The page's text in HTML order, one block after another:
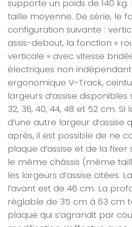
supporte un poids de 140 kg.
taille moyenne. De série, le
configuration suivante :
assis-debout, la fonction «
verticale » avec vitesse
électriques non
ergonomique V-Track,
largeurs d’assise disponibles
32, 36, 40, 44, 48 et 52 cm.
d’une autre largeur d’assise
après, il est possible de ne
plaque d’assise et de la fixer
le même châssis (même
les largeurs d’assise citées.
l’avant est de 46 cm. La
réglable de 35 cm à 63 cm
plaque qui s’agrandit par